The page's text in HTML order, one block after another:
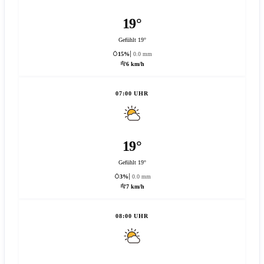
19°
Gefühlt 19°
15%
0.0 mm
6 km/h
07:00 UHR
19°
Gefühlt 19°
3%
0.0 mm
7 km/h
08:00 UHR